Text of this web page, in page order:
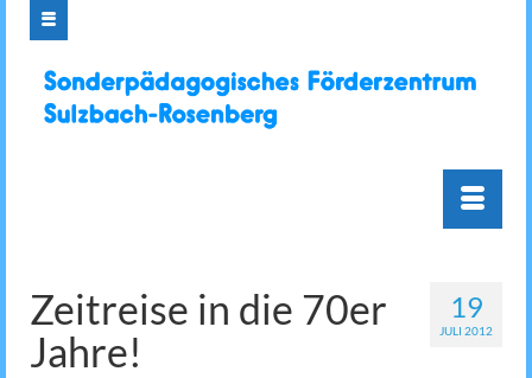
19
JULI 2012
Zeitreise in die 70er
Jahre!